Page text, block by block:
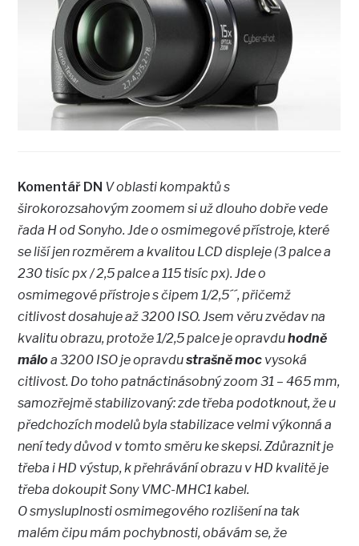
Komentář DN V oblasti kompaktů s
širokorozsahovým zoomem si už dlouho dobře vede
řada H od Sonyho. Jde o osmimegové přístroje, které
se liší jen rozměrem a kvalitou LCD displeje (3 palce a
230 tisíc px / 2,5 palce a 115 tisíc px). Jde o
osmimegové přístroje s čipem 1/2,5´´, přičemž
citlivost dosahuje až 3200 ISO. Jsem věru zvědav na
kvalitu obrazu, protože 1/2,5 palce je opravduhodně
málo a 3200 ISO je opravdustrašně moc vysoká
citlivost. Do toho patnáctinásobný zoom 31 – 465 mm,
samozřejmě stabilizovaný: zde třeba podotknout, že u
předchozích modelů byla stabilizace velmi výkonná a
není tedy důvod v tomto směru ke skepsi. Zdůraznit je
třeba i HD výstup, k přehrávání obrazu v HD kvalitě je
třeba dokoupit Sony VMC-MHC1 kabel.
O smysluplnosti osmimegového rozlišení na tak
malém čipu mám pochybnosti, obávám se, že